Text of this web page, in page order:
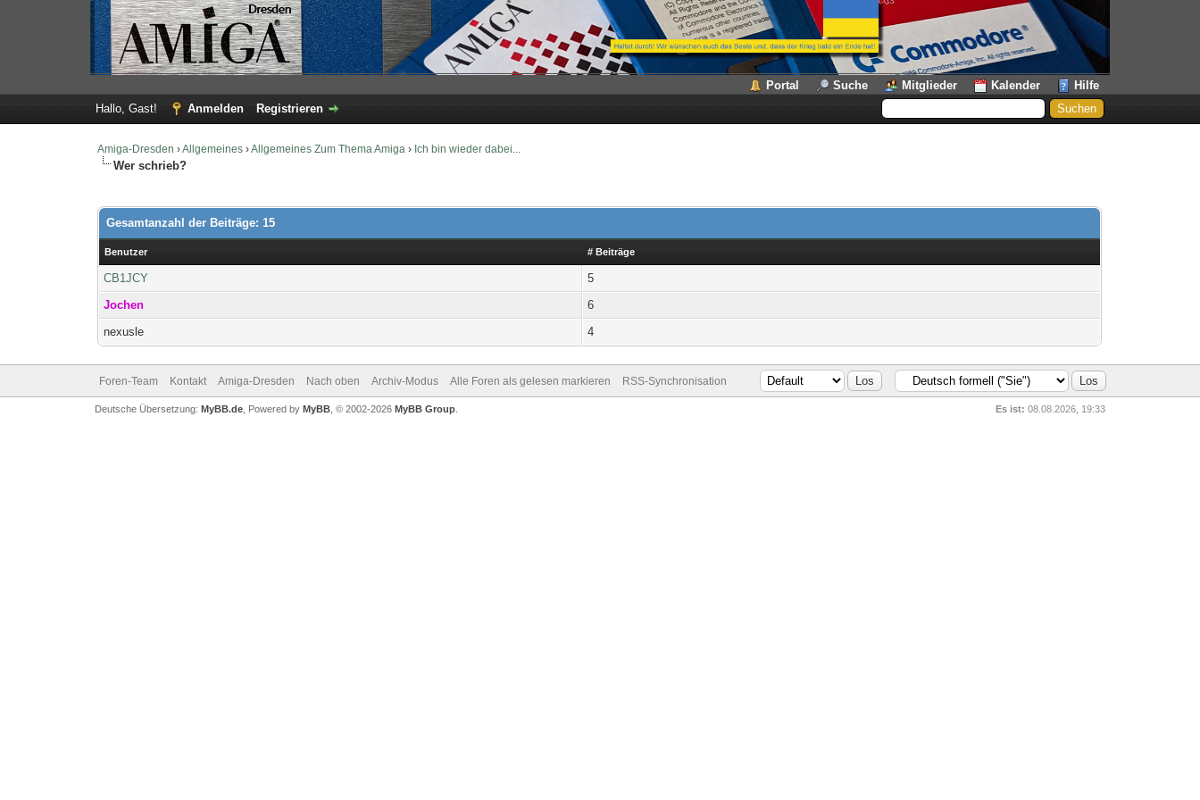
Portal Suche Mitglieder Kalender
Hilfe
Hallo, Gast!
Anmelden Registrieren
Amiga-Dresden ›Allgemeines ›Allgemeines Zum Thema Amiga › Ich bin wieder dabei...
Wer schrieb?
Gesamtanzahl der Beiträge: 15
Benutzer # Beiträge
CB1JCY
5
Jochen
6
nexusle
4
Foren-Team Kontakt Amiga-Dresden Nach oben Archiv-Modus Alle Foren als gelesen markieren RSS-Synchronisation
Es ist: 08.08.2026, 19:33
Deutsche Übersetzung: MyBB.de, Powered by MyBB, © 2002-2026 MyBB Group.